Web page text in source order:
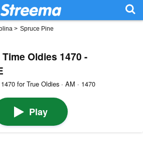
> Spruce Pine
Oldies 1470 -
for True Oldies · AM · 1470
Play